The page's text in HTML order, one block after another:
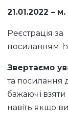
21.01.2022 – м.
Реєстрація за
посиланням:
Звертаємо
та посилання
бажаючі взяти
навіть якщо